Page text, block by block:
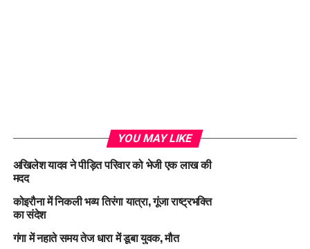
YOU MAY LIKE
अखिलेश यादव ने पीड़ित परिवार को भेजी एक लाख की
मदद
कोइरौना में निकली भव्य तिरंगा यात्रा, गूंजा राष्ट्रभक्ति
का संदेश
गंगा में नहाते समय तेज धारा में डूबा युवक, मौत